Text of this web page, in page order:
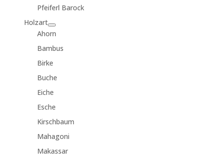
Pfeiferl Barock
Holzart
Ahorn
Bambus
Birke
Buche
Eiche
Esche
Kirschbaum
Mahagoni
Makassar